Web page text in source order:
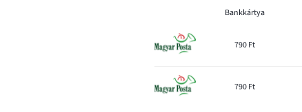
Bankkártya
790 Ft
790 Ft